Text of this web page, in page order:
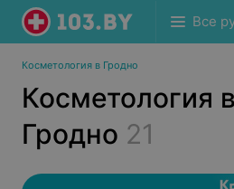
Все
Косметология в Гродно
Косметология
Гродно 21